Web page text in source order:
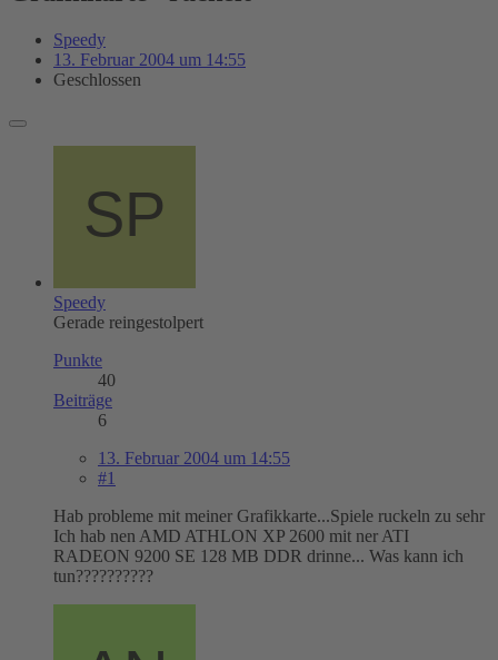
Speedy
13. Februar 2004 um 14:55
Geschlossen
Speedy
Gerade reingestolpert
Punkte
40
Beiträge
6
13. Februar 2004 um 14:55
#1
Hab probleme mit meiner Grafikkarte...Spiele ruckeln zu sehr
Ich hab nen AMD ATHLON XP 2600 mit ner ATI
RADEON 9200 SE 128 MB DDR drinne... Was kann ich
tun??????????